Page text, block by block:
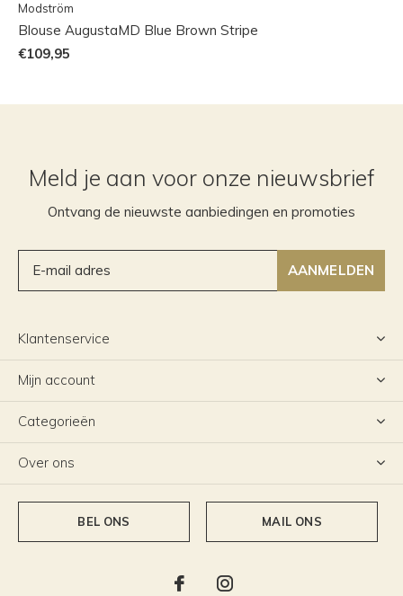
Modström
Blouse AugustaMD Blue Brown Stripe
€109,95
Meld je aan voor onze nieuwsbrief
Ontvang de nieuwste aanbiedingen en promoties
AANMELDEN
Klantenservice
Mijn account
Categorieën
Over ons
BEL ONS MAIL ONS